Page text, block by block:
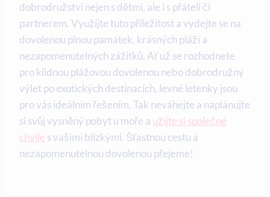
dobrodružství nejen s dětmi, ale i s přáteli či
partnerem. Využijte tuto příležitost a ⁢vydejte se na
dovolenou plnou⁣ památek, krásných pláží a
nezapomenutelných zážitků. Ať ⁤už se rozhodnete
pro klidnou ‌plážovou dovolenou ‌nebo ‍dobrodružný
výlet po⁢ exotických destinacích, levné letenky jsou
pro vás ideálním řešením. Tak neváhejte‌ a naplánujte
si svůj vysněný‌ pobyt u moře a užijte si společné
chvíle s vašimi blízkými. Šťastnou ‌cestu a
nezapomenutelnou dovolenou přejeme!